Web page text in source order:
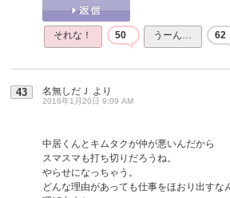
それな！ 50 うーん… 62
43 名無しだＪ より
2016年1月20日 9:09 AM
中居くんとキムタクが仲が悪いんだから
スマスマも打ち切りだろうね。
やらせになっちゃう。
どんな理由があっても仕事をほおり出すな